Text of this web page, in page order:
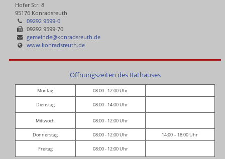
Hofer Str. 8
95176 Konradsreuth
09292 9599-0
09292 9599-70
gemeinde@konradsreuth.de
www.konradsreuth.de
Öffnungszeiten des Rathauses
Montag 08:00 - 12:00 Uhr
Dienstag 08:00 - 14:00 Uhr
Mittwoch 08:00 - 12:00 Uhr
Donnerstag 08:00 - 12:00 Uhr 14:00 – 18:00 Uhr
Freitag 08:00 - 12:00 Uhr